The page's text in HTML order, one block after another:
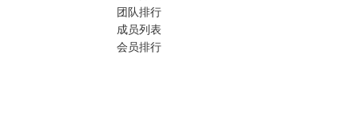
团队排行
成员列表
会员排行